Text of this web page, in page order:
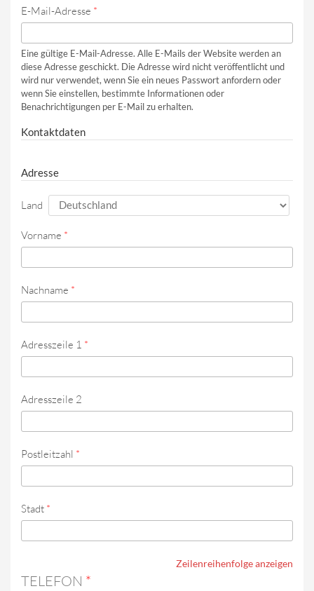
E-Mail-Adresse *
Eine gültige E-Mail-Adresse. Alle E-Mails der Website werden an
diese Adresse geschickt. Die Adresse wird nicht veröffentlicht und
wird nur verwendet, wenn Sie ein neues Passwort anfordern oder
wenn Sie einstellen, bestimmte Informationen oder
Benachrichtigungen per E-Mail zu erhalten.
Kontaktdaten
Adresse
Land
Vorname *
Nachname *
Adresszeile 1 *
Adresszeile 2
Postleitzahl *
Stadt *
Zeilenreihenfolge anzeigen
TELEFON *